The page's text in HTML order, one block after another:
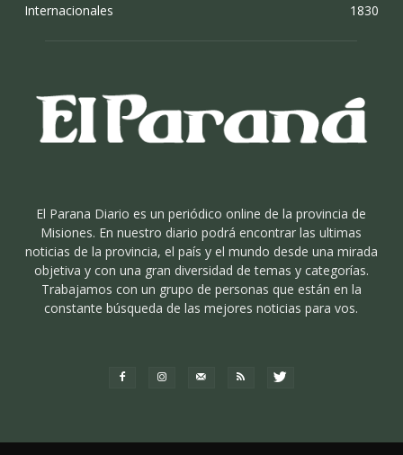
Internacionales
1830
El Parana Diario es un periódico online de la provincia de
Misiones. En nuestro diario podrá encontrar las ultimas
noticias de la provincia, el país y el mundo desde una mirada
objetiva y con una gran diversidad de temas y categorías.
Trabajamos con un grupo de personas que están en la
constante búsqueda de las mejores noticias para vos.